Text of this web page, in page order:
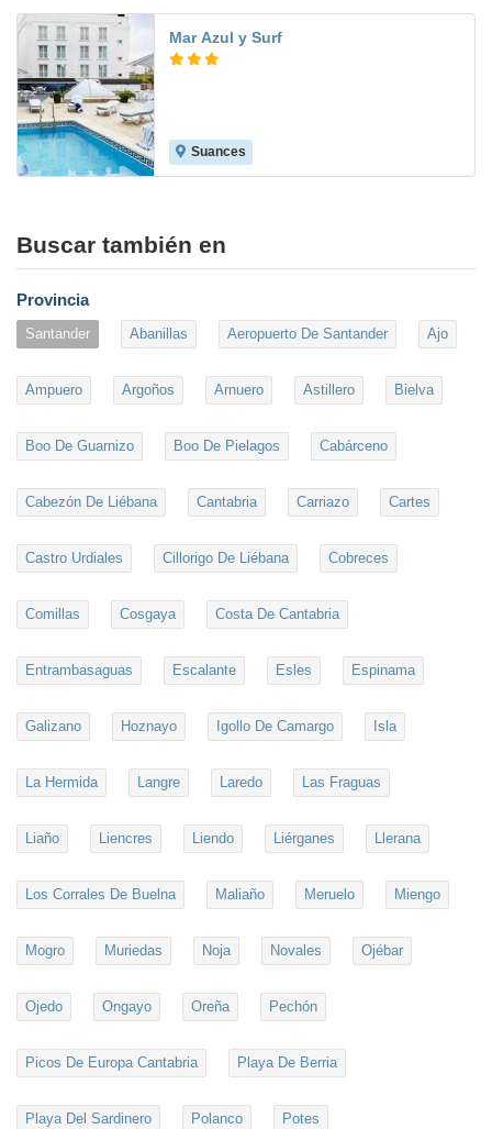
Mar Azul y Surf
Suances
Buscar también en
Provincia
Santander Abanillas Aeropuerto De Santander Ajo
Ampuero Argoños Arnuero Astillero Bielva
Boo De Guarnizo Boo De Pielagos Cabárceno
Cabezón De Liébana Cantabria Carriazo Cartes
Castro Urdiales Cillorigo De Liébana Cobreces
Comillas Cosgaya Costa De Cantabria
Entrambasaguas Escalante Esles Espinama
Galizano Hoznayo Igollo De Camargo Isla
La Hermida Langre Laredo Las Fraguas
Liaño Liencres Liendo Liérganes Llerana
Los Corrales De Buelna Maliaño Meruelo Miengo
Mogro Muriedas Noja Novales Ojébar
Ojedo Ongayo Oreña Pechón
Picos De Europa Cantabria Playa De Berria
Playa Del Sardinero Polanco Potes